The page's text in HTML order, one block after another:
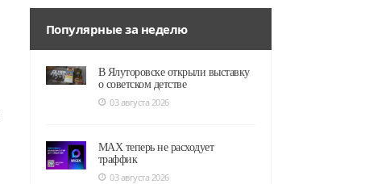
Популярные за неделю
В Ялуторовске открыли выставку
о советском детстве
03 августа 2026
MAX теперь не расходует
траффик
03 августа 2026